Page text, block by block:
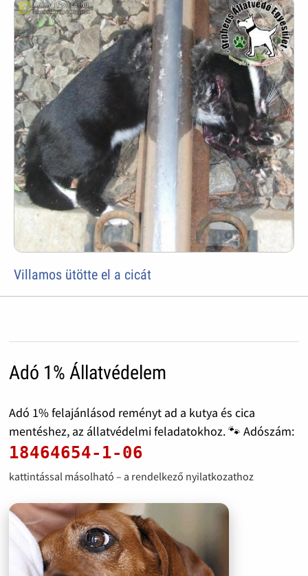
Villamos ütötte el a cicát
Adó 1% Állatvédelem
Adó 1% felajánlásod reményt ad a kutya és cica
mentéshez, az állatvédelmi feladatokhoz. 🐾 Adószám:
18464654-1-06
kattintással másolható – a rendelkező nyilatkozathoz